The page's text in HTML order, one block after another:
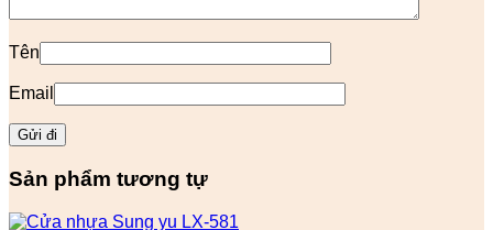
Tên
Email
Sản phẩm tương tự